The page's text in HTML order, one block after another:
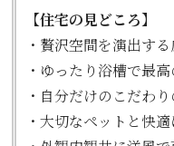
【住宅の見どころ】
・贅沢空間を演出す
・ゆったり浴槽で最
・自分だけのこだわ
・大切なペットと快